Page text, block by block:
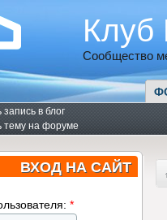
Клуб
Сообщество
в блог
тему на форуме
ВХОД НА САЙТ
*